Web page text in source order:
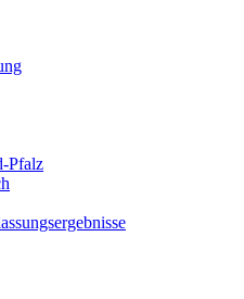
Pfalz